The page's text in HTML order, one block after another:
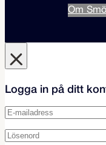
Om
Logga in på ditt